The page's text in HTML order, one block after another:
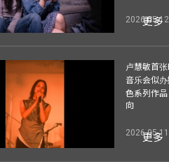
2026-05-12
更多
卢慧敏首
音乐会似
色系列作
向
2026-05-11
更多